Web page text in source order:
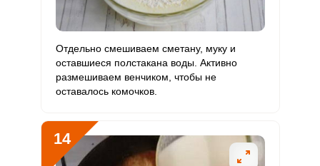
Отдельно смешиваем сметану, муку и
оставшиеся полстакана воды. Активно
размешиваем венчиком, чтобы не
оставалось комочков.
14
Запомнить меня
Забыли пароль?
Рецепт ежиков из фарша с рисом, как в детском саду
предельно прост! Рис тщательно промываем и
отвариваем в подсоленной воде в течение десяти
Отправляя эту форму, вы соглашаетесь сПравилами сайта
Политикой конфиденциальности,Политикой обработки
персональных данныхиПользовательским соглашением